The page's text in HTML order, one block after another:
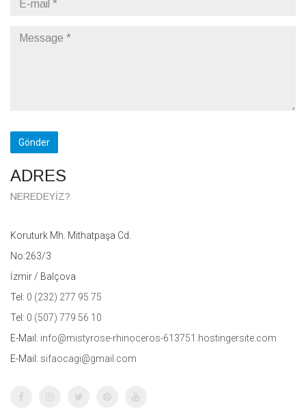
Gönder
ADRES
NEREDEYIZ?
Koruturk Mh. Mithatpaşa Cd.
No:263/3
İzmir / Balçova
Tel: 0 (232) 277 95 75
Tel: 0 (507) 779 56 10
E-Mail: info@mistyrose-rhinoceros-613751.hostingersite.com
E-Mail: sifaocagi@gmail.com